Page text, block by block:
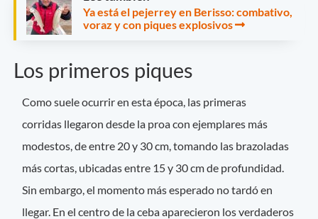
Ya está el pejerrey en Berisso: combativo,
voraz y con piques explosivos
Los primeros piques
Como suele ocurrir en esta época, las primeras
corridas llegaron desde la proa con ejemplares más
modestos, de entre 20 y 30 cm, tomando las brazoladas
más cortas, ubicadas entre 15 y 30 cm de profundidad.
Sin embargo, el momento más esperado no tardó en
llegar. En el centro de la ceba aparecieron los verdaderos